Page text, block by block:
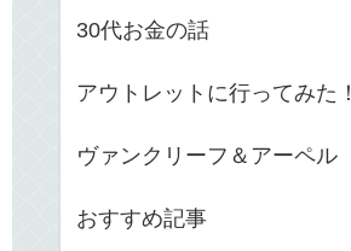
30代お金の話
アウトレットに行ってみた！
ヴァンクリーフ＆アーペル
おすすめ記事